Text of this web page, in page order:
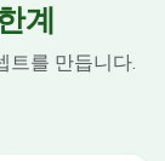
계
트를 만듭니다.